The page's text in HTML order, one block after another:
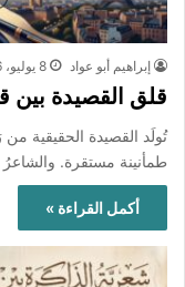
إبراهيم أبو عواد 8 يوليو، 2026
قلق القصيدة بين
تُولَد القصيدة الحقيقية
طمأنينة مستقرة.
أكمل القراءة »